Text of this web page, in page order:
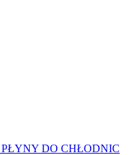
PŁYNY DO CHŁODNIC